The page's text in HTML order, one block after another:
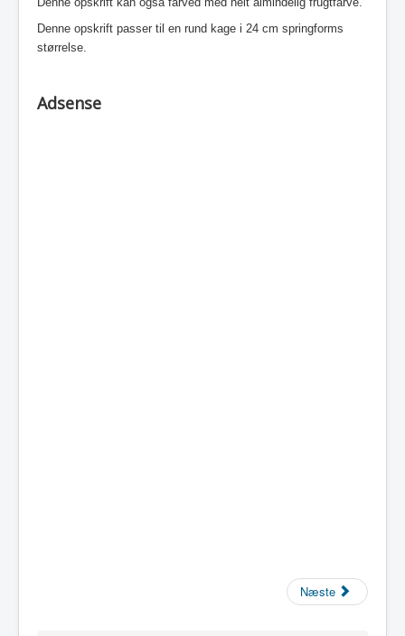
Denne opskrift passer til en rund kage i 24 cm springforms
størrelse.
Adsense
Næste